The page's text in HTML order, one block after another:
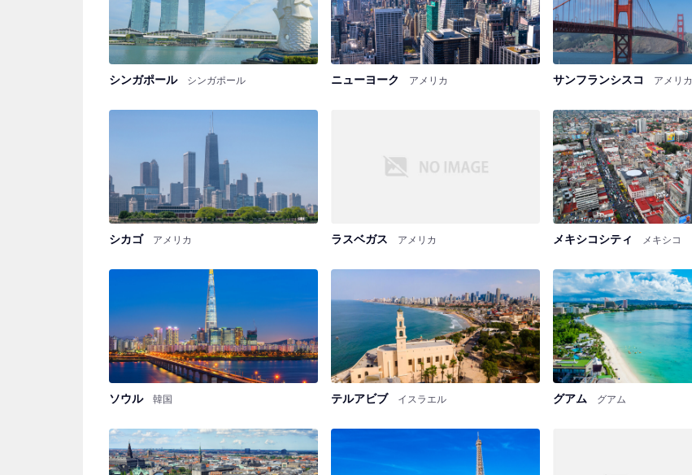
シンガポール シンガポール ニューヨーク アメリカ サンフランシスコ アメリカ
シカゴ アメリカ ラスベガス アメリカ メキシコシティ メキシコ
ソウル 韓国 テルアビブ イスラエル グアム グアム